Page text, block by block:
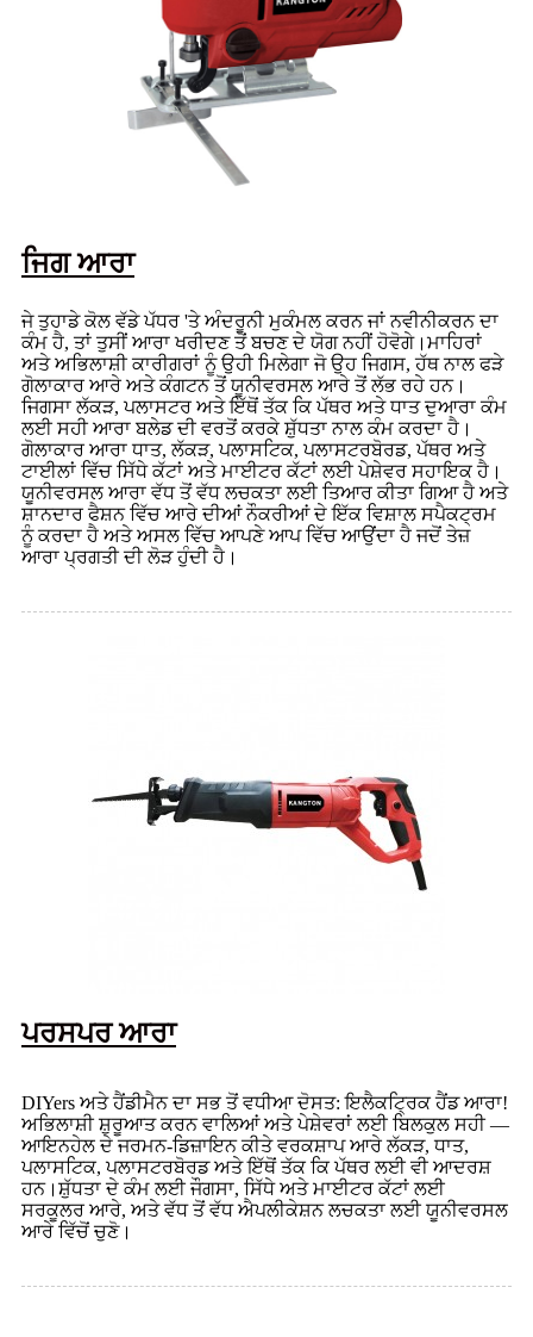
ਜਿਗ ਆਰਾ
ਜੇ ਤੁਹਾਡੇ ਕੋਲ ਵੱਡੇ ਪੱਧਰ 'ਤੇ ਅੰਦਰੂਨੀ ਮੁਕੰਮਲ ਕਰਨ ਜਾਂ ਨਵੀਨੀਕਰਨ ਦਾ
ਕੰਮ ਹੈ, ਤਾਂ ਤੁਸੀਂ ਆਰਾ ਖਰੀਦਣ ਤੋਂ ਬਚਣ ਦੇ ਯੋਗ ਨਹੀਂ ਹੋਵੋਗੇ।ਮਾਹਿਰਾਂ
ਅਤੇ ਅਭਿਲਾਸ਼ੀ ਕਾਰੀਗਰਾਂ ਨੂੰ ਉਹੀ ਮਿਲੇਗਾ ਜੋ ਉਹ ਜਿਗਸ, ਹੱਥ ਨਾਲ ਫੜੇ
ਗੋਲਾਕਾਰ ਆਰੇ ਅਤੇ ਕੰਗਟਨ ਤੋਂ ਯੂਨੀਵਰਸਲ ਆਰੇ ਤੋਂ ਲੱਭ ਰਹੇ ਹਨ।
ਜਿਗਸਾ ਲੱਕੜ, ਪਲਾਸਟਰ ਅਤੇ ਇੱਥੋਂ ਤੱਕ ਕਿ ਪੱਥਰ ਅਤੇ ਧਾਤ ਦੁਆਰਾ ਕੰਮ
ਲਈ ਸਹੀ ਆਰਾ ਬਲੇਡ ਦੀ ਵਰਤੋਂ ਕਰਕੇ ਸ਼ੁੱਧਤਾ ਨਾਲ ਕੰਮ ਕਰਦਾ ਹੈ।
ਗੋਲਾਕਾਰ ਆਰਾ ਧਾਤ, ਲੱਕੜ, ਪਲਾਸਟਿਕ, ਪਲਾਸਟਰਬੋਰਡ, ਪੱਥਰ ਅਤੇ
ਟਾਈਲਾਂ ਵਿੱਚ ਸਿੱਧੇ ਕੱਟਾਂ ਅਤੇ ਮਾਈਟਰ ਕੱਟਾਂ ਲਈ ਪੇਸ਼ੇਵਰ ਸਹਾਇਕ ਹੈ।
ਯੂਨੀਵਰਸਲ ਆਰਾ ਵੱਧ ਤੋਂ ਵੱਧ ਲਚਕਤਾ ਲਈ ਤਿਆਰ ਕੀਤਾ ਗਿਆ ਹੈ ਅਤੇ
ਸ਼ਾਨਦਾਰ ਫੈਸ਼ਨ ਵਿੱਚ ਆਰੇ ਦੀਆਂ ਨੌਕਰੀਆਂ ਦੇ ਇੱਕ ਵਿਸ਼ਾਲ ਸਪੈਕਟ੍ਰਮ
ਨੂੰ ਕਰਦਾ ਹੈ ਅਤੇ ਅਸਲ ਵਿੱਚ ਆਪਣੇ ਆਪ ਵਿੱਚ ਆਉਂਦਾ ਹੈ ਜਦੋਂ ਤੇਜ਼
ਆਰਾ ਪ੍ਰਗਤੀ ਦੀ ਲੋੜ ਹੁੰਦੀ ਹੈ।
ਪਰਸਪਰ ਆਰਾ
DIYers ਅਤੇ ਹੈਂਡੀਮੈਨ ਦਾ ਸਭ ਤੋਂ ਵਧੀਆ ਦੋਸਤ: ਇਲੈਕਟ੍ਰਿਕ ਹੈਂਡ ਆਰਾ!
ਅਭਿਲਾਸ਼ੀ ਸ਼ੁਰੂਆਤ ਕਰਨ ਵਾਲਿਆਂ ਅਤੇ ਪੇਸ਼ੇਵਰਾਂ ਲਈ ਬਿਲਕੁਲ ਸਹੀ —
ਆਇਨਹੇਲ ਦੇ ਜਰਮਨ-ਡਿਜ਼ਾਇਨ ਕੀਤੇ ਵਰਕਸ਼ਾਪ ਆਰੇ ਲੱਕੜ, ਧਾਤ,
ਪਲਾਸਟਿਕ, ਪਲਾਸਟਰਬੋਰਡ ਅਤੇ ਇੱਥੋਂ ਤੱਕ ਕਿ ਪੱਥਰ ਲਈ ਵੀ ਆਦਰਸ਼
ਹਨ।ਸ਼ੁੱਧਤਾ ਦੇ ਕੰਮ ਲਈ ਜੌਗਸਾ, ਸਿੱਧੇ ਅਤੇ ਮਾਈਟਰ ਕੱਟਾਂ ਲਈ
ਸਰਕੂਲਰ ਆਰੇ, ਅਤੇ ਵੱਧ ਤੋਂ ਵੱਧ ਐਪਲੀਕੇਸ਼ਨ ਲਚਕਤਾ ਲਈ ਯੂਨੀਵਰਸਲ
ਆਰੇ ਵਿੱਚੋਂ ਚੁਣੋ।